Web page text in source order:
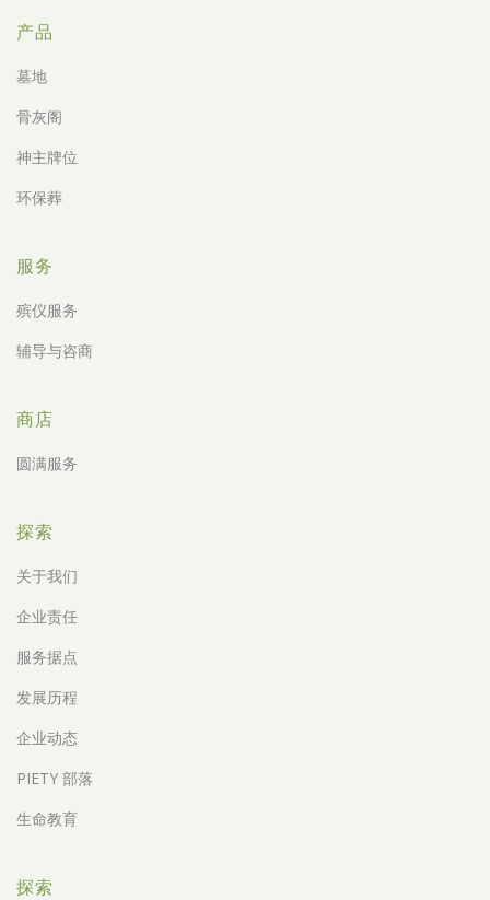
产品
墓地
骨灰阁
神主牌位
环保葬
服务
殡仪服务
辅导与咨商
商店
圆满服务
探索
关于我们
企业责任
服务据点
发展历程
企业动态
PIETY 部落
生命教育
探索